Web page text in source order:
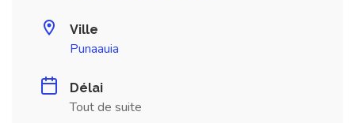
Ville
Punaauia
Délai
Tout de suite